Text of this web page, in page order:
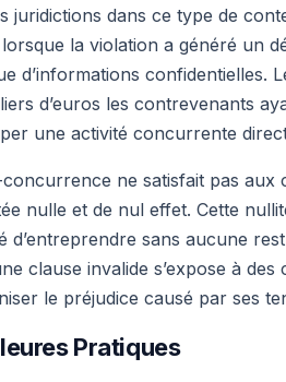
juridictions dans ce type de
la violation a généré un
d’informations confidentielles.
d’euros les contrevenants
une activité concurrente
ne satisfait pas aux
nulle et de nul effet. Cette
sans aucune
clause invalide s’expose à
le préjudice causé par ses
Pratiques